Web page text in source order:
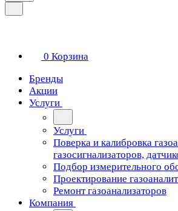
0 Корзина
Бренды
Акции
Услуги
Услуги
Поверка и калибровка
газосигнализаторов,
Подбор измерительного
Проектирование
Ремонт газоанализаторов
Компания